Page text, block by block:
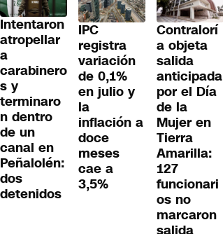
Intentaron
atropellar
a
carabinero
s y
terminaro
n dentro
de un
canal en
Peñalolén:
dos
detenidos
IPC
registra
variación
de 0,1%
en julio y
la
inflación a
doce
meses
cae a
3,5%
Contralorí
a objeta
salida
anticipada
por el Día
de la
Mujer en
Tierra
Amarilla:
127
funcionari
os no
marcaron